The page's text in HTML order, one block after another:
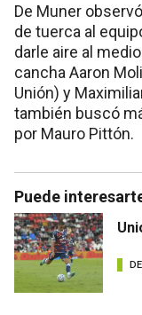
De Muner
de tuerca al
darle aire al
cancha Aaron
Unión) y
también buscó
por Mauro Pittón.
Puede